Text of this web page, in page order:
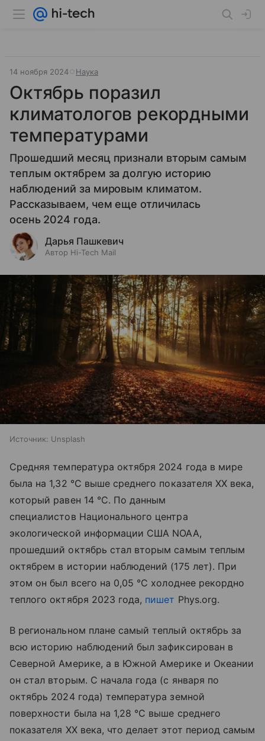
14 ноября 2024 Наука
Октябрь поразил
климатологов рекордными
температурами
Прошедший месяц признали вторым самым
теплым октябрем за долгую историю
наблюдений за мировым климатом.
Рассказываем, чем еще отличилась
осень 2024 года.
Дарья Пашкевич
Автор Hi-Tech Mail
Источник: Unsplash
Средняя температура октября 2024 года в мире
была на 1,32 °С выше среднего показателя XX века,
который равен 14 °С. По данным
специалистов Национального центра
экологической информации США NOAA,
прошедший октябрь стал вторым самым теплым
октябрем в истории наблюдений (175 лет). При
этом он был всего на 0,05 °С холоднее рекордно
теплого октября 2023 года, пишет Phys.org.
В региональном плане самый теплый октябрь за
всю историю наблюдений был зафиксирован в
Северной Америке, а в Южной Америке и Океании
он стал вторым. С начала года (с января по
октябрь 2024 года) температура земной
поверхности была на 1,28 °С выше среднего
показателя XX века, что делает этот период самым